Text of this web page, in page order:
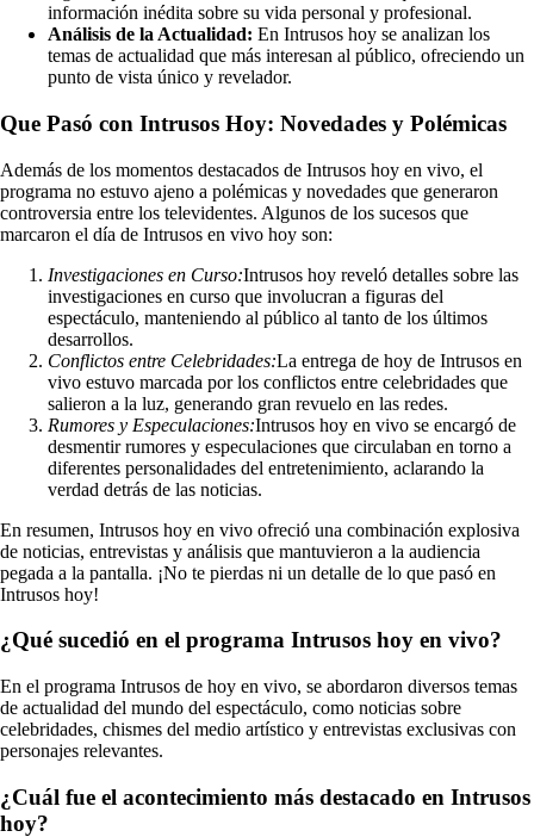
información inédita sobre su vida personal y profesional.
Análisis de la Actualidad: En Intrusos hoy se analizan los
temas de actualidad que más interesan al público, ofreciendo un
punto de vista único y revelador.
Que Pasó con Intrusos Hoy: Novedades y Polémicas
Además de los momentos destacados de Intrusos hoy en vivo, el
programa no estuvo ajeno a polémicas y novedades que generaron
controversia entre los televidentes. Algunos de los sucesos que
marcaron el día de Intrusos en vivo hoy son:
Investigaciones en Curso:Intrusos hoy reveló detalles sobre las
investigaciones en curso que involucran a figuras del
espectáculo, manteniendo al público al tanto de los últimos
desarrollos.
Conflictos entre Celebridades:La entrega de hoy de Intrusos en
vivo estuvo marcada por los conflictos entre celebridades que
salieron a la luz, generando gran revuelo en las redes.
Rumores y Especulaciones:Intrusos hoy en vivo se encargó de
desmentir rumores y especulaciones que circulaban en torno a
diferentes personalidades del entretenimiento, aclarando la
verdad detrás de las noticias.
En resumen, Intrusos hoy en vivo ofreció una combinación explosiva
de noticias, entrevistas y análisis que mantuvieron a la audiencia
pegada a la pantalla. ¡No te pierdas ni un detalle de lo que pasó en
Intrusos hoy!
¿Qué sucedió en el programa Intrusos hoy en vivo?
En el programa Intrusos de hoy en vivo, se abordaron diversos temas
de actualidad del mundo del espectáculo, como noticias sobre
celebridades, chismes del medio artístico y entrevistas exclusivas con
personajes relevantes.
¿Cuál fue el acontecimiento más destacado en Intrusos
hoy?